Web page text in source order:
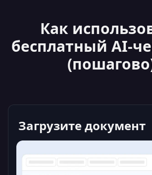
Как
бесплатный AI-
Загрузите документ